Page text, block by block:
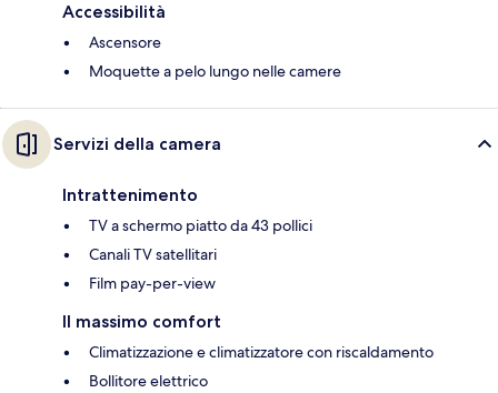
Accessibilità
Ascensore
Moquette a pelo lungo nelle camere
Servizi della camera
Intrattenimento
TV a schermo piatto da 43 pollici
Canali TV satellitari
Film pay-per-view
Il massimo comfort
Climatizzazione e climatizzatore con riscaldamento
Bollitore elettrico